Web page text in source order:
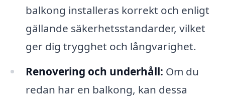
balkong installeras korrekt och enligt
gällande säkerhetsstandarder, vilket
ger dig trygghet och långvarighet.
Renovering och underhåll: Om du
redan har en balkong, kan dessa